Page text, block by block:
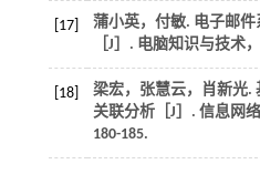
[17]
蒲小英，付敏. 电子邮
［J］. 电脑知识与技术，
[18]
梁宏，张慧云，肖新光.
关联分析［J］. 信息网
180-185.